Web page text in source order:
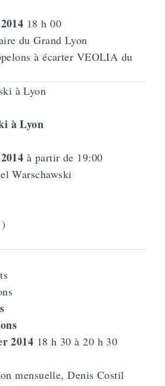
18 h 00
du Grand Lyon
àécarter VEOLIA du
à Lyon
à partir de 19:00
Warschawski
2014 18 h 30 à 20 h 30
mensuelle,Denis Costil